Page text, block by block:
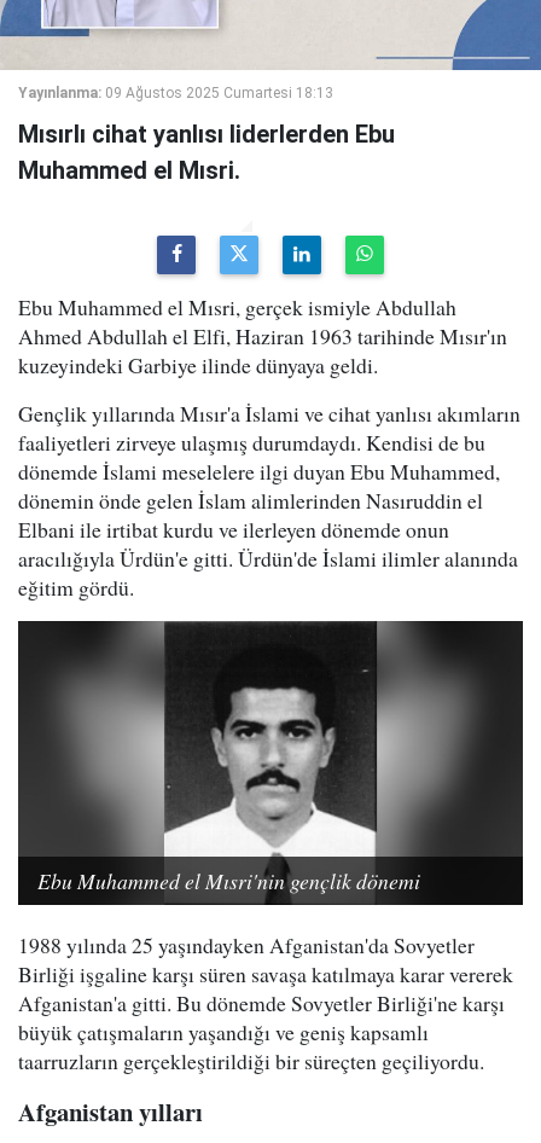
Yayınlanma: 09 Ağustos 2025 Cumartesi 18:13
Mısırlı cihat yanlısı liderlerden Ebu
Muhammed el Mısri.
Ebu Muhammed el Mısri, gerçek ismiyle Abdullah
Ahmed Abdullah el Elfi, Haziran 1963 tarihinde Mısır'ın
kuzeyindeki Garbiye ilinde dünyaya geldi.
Gençlik yıllarında Mısır'a İslami ve cihat yanlısı akımların
faaliyetleri zirveye ulaşmış durumdaydı. Kendisi de bu
dönemde İslami meselelere ilgi duyan Ebu Muhammed,
dönemin önde gelen İslam alimlerinden Nasıruddin el
Elbani ile irtibat kurdu ve ilerleyen dönemde onun
aracılığıyla Ürdün'e gitti. Ürdün'de İslami ilimler alanında
eğitim gördü.
Ebu Muhammed el Mısri'nin gençlik dönemi
1988 yılında 25 yaşındayken Afganistan'da Sovyetler
Birliği işgaline karşı süren savaşa katılmaya karar vererek
Afganistan'a gitti. Bu dönemde Sovyetler Birliği'ne karşı
büyük çatışmaların yaşandığı ve geniş kapsamlı
taarruzların gerçekleştirildiği bir süreçten geçiliyordu.
Afganistan yılları